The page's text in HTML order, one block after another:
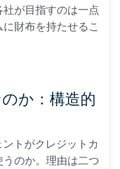
が目指すのは一点
財布を持たせるこ
か：構造的
ントがクレジットカ
のか。理由は二つ